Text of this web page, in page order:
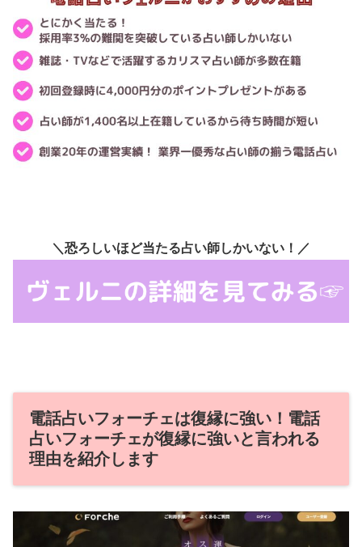
＼恐ろしいほど当たる占い師しかいない！／
電話占いフォーチェは復縁に強い！電話
占いフォーチェが復縁に強いと言われる
理由を紹介します